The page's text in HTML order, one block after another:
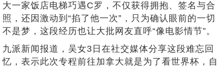
大一家饭店电梯巧遇C罗，不仅获得拥抱、签名与合
照，还因激动到“掐了他一次”，只为确认眼前的一切
不是梦，这段经历也让大批网友直呼“像电影情节”。
九派新闻报道，吴女3日在社交媒体分享这段难忘回
忆，表示此次专程前往加拿大就是为了看世界杯，自